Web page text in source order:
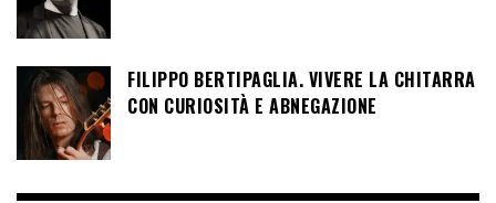
FILIPPO BERTIPAGLIA. VIVERE LA CHITARRA
CON CURIOSITÀ E ABNEGAZIONE